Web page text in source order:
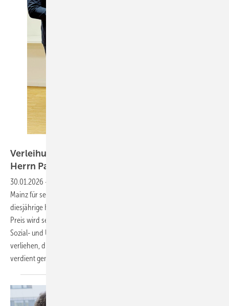
Verleihung des Heinrich-Dupuis-Preises an
Herrn Patrick
30.01.2026 -
Mainz für sein hohes Engagement im Bereich des Arbeitsschutzes der
diesjährige Heinrich-Dupuis-Preis überreicht. Der Heinrich-Dupuis-
Preis wird seit dem Jahr 2015 vom Verein zur Förderung der Arbeits-,
Sozial- und Umweltmedizin in Mainz (FASUM e. V.) an Persönlichkeiten
verliehen, die sich für die entsprechenden Fächer herausragend
verdient gemacht